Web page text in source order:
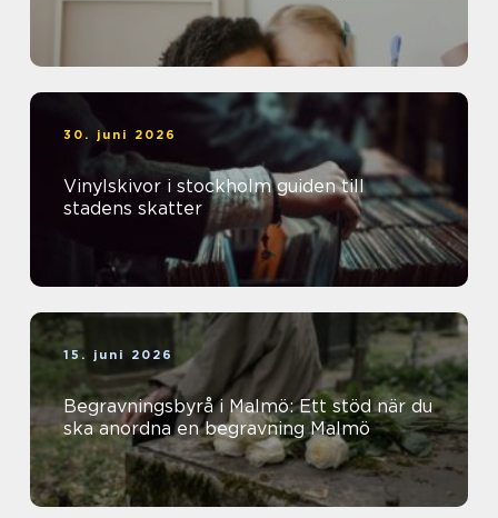
30. juni 2026
Vinylskivor i stockholm guiden till
stadens skatter
15. juni 2026
Begravningsbyrå i Malmö: Ett stöd när du
ska anordna en begravning Malmö